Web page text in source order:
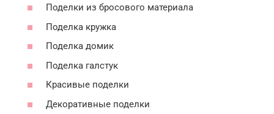
Поделки из бросового материала
Поделка кружка
Поделка домик
Поделка галстук
Красивые поделки
Декоративные поделки